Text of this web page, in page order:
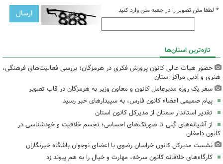
* لطفا متن تصویر را در جعبه متن وارد کنید
تازه‌ترین استان‌ها
حضور هیات عالی کانون پرورش فکری در هرمزگان؛ بررسی فعالیت‌های فرهنگی،
هنری و ادبی مراکز استان
سفر یک روزه مدیرعامل کانون و معاون وزیر به هرمزگان در قاب تصویر
پیام صمیمی اعضاء کانون فارس، به سپیدارهای خبر رسید
تقدیر استاندار سمنان از مدیرکل کانون استان
از آشیانه‌های گِلی تا صورتک‌های احساس؛ تجسم خلاقیت و خودشناسی در
کانون دامغان
نشست مدیرکل کانون خراسان رضوی با اعضای نوجوان باشگاه خبرنگاران
کارگاه‌های خلاقانه کانون سرخه، مهارت و خیال را به هم پیوند زد